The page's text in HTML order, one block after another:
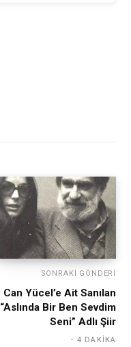
SONRAKI GÖNDERI
Can Yücel’e Ait Sanılan
“Aslında Bir Ben Sevdim
Seni” Adlı Şiir
4 DAKIKA